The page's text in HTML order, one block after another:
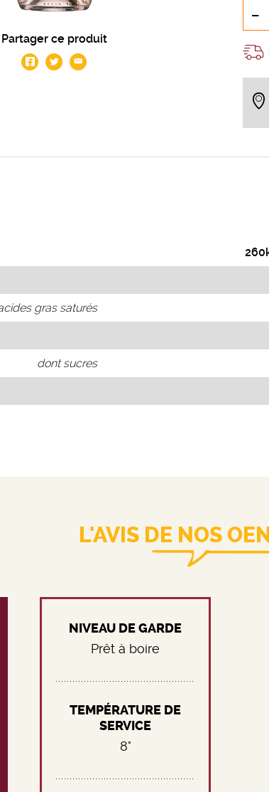
Partager ce produit
-
gras saturés
dont sucres
L'AVIS DE NOS
NIVEAU DE GARDE
Prêt à boire
TEMPÉRATURE DE
SERVICE
8°